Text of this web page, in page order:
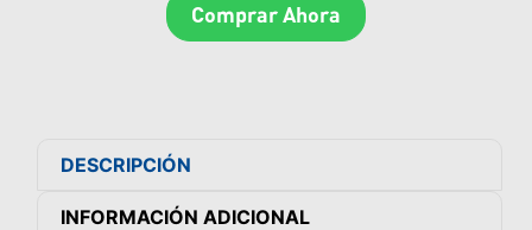
Comprar Ahora
DESCRIPCIÓN
INFORMACIÓN ADICIONAL